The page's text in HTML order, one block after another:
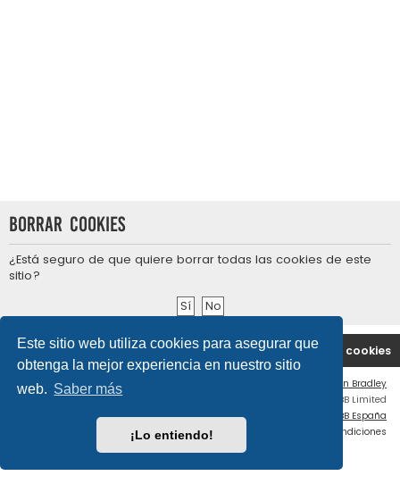
Este sitio web utiliza cookies para asegurar que
obtenga la mejor experiencia en nuestro sitio
web. Saber más
¡Lo entiendo!
Borrar cookies
¿Está seguro de que quiere borrar todas las cookies de este
sitio?
Portal Índice general Borrar cookies
Contáctenos
Ian Bradley
Desarrollado por
® Forum Software © phpBB Limited
Traducción al español por
phpBB España
Condiciones